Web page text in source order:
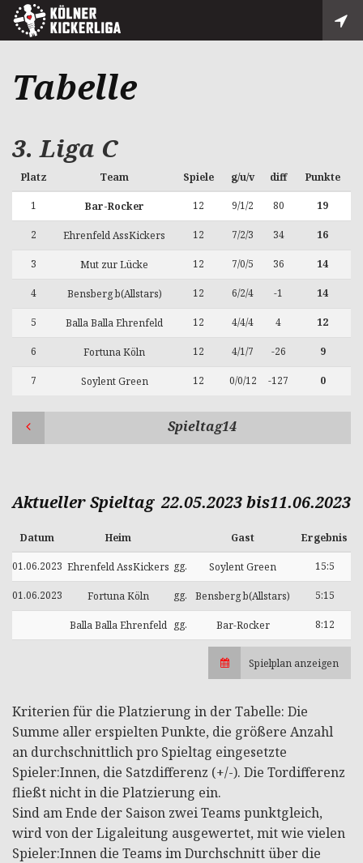
Tabelle
3. Liga C
Platz Team Spiele g/u/v diff Punkte
1 Bar-Rocker 12 9/1/2 80 19
2 Ehrenfeld AssKickers 12 7/2/3 34 16
3 Mut zur Lücke 12 7/0/5 36 14
4 Bensberg b(Allstars) 12 6/2/4 -1 14
5 Balla Balla Ehrenfeld 12 4/4/4 4 12
6 Fortuna Köln 12 4/1/7 -26 9
7 Soylent Green 12 0/0/12 -127 0
Spieltag14
Aktueller Spieltag 22.05.2023 bis11.06.2023
Datum Heim Gast Ergebnis
01.06.2023 Ehrenfeld AssKickers gg. Soylent Green 15:5
01.06.2023 Fortuna Köln gg. Bensberg b(Allstars) 5:15
Balla Balla Ehrenfeld gg. Bar-Rocker 8:12
Spielplan anzeigen
Kriterien für die Platzierung in der Tabelle: Die
Summe aller erspielten Punkte, die größere Anzahl
an durchschnittlich pro Spieltag eingesetzte
Spieler:Innen, die Satzdifferenz (+/-). Die Tordifferenz
fließt nicht in die Platzierung ein.
Sind am Ende der Saison zwei Teams punktgleich,
wird von der Ligaleitung ausgewertet, mit wie vielen
Spieler:Innen die Teams im Durchschnitt über die